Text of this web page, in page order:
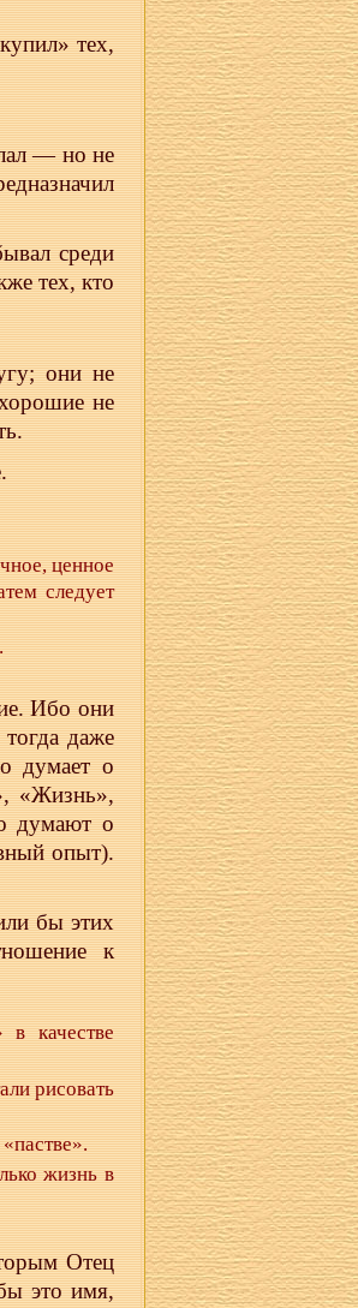
тех,
— но не
среди
тех, кто
они не
не
ценное
следует
Ибо они
даже
думает о
«Жизнь»,
думают о
опыт).
бы этих
к
качестве
рисовать
жизнь в
Отец
это имя,